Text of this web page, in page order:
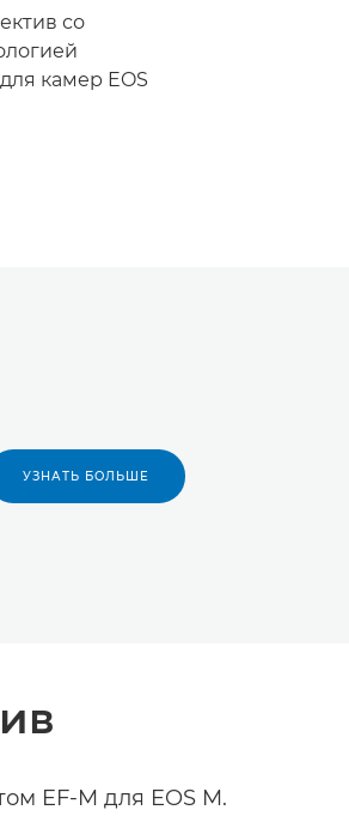
со
камер EOS
УЗНАТЬ БОЛЬШЕ
EF-M для EOS M.